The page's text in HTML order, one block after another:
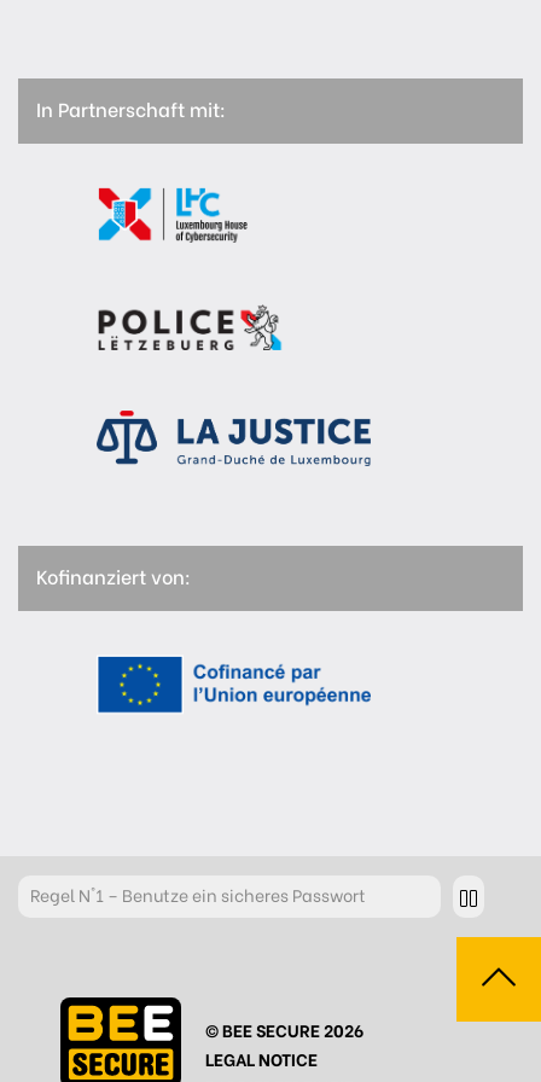
In Partnerschaft mit:
Kofinanziert von:
RegelN°1 – Benutze ein sicheres Passwort
RegelN°3 – Überdenke was du postest
RegelN°4 – Respektiere andere© BEE SECURE 2026
LEGAL NOTICE